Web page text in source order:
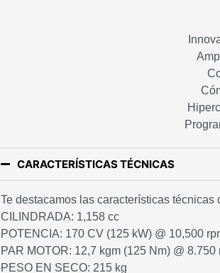
CARACTERÍSTICAS TÉCNICAS
Te destacamos las características técnicas
CILINDRADA: 1,158 cc
POTENCIA: 170 CV (125 kW) @ 10,500
PAR MOTOR: 12,7 kgm (125 Nm) @ 8.750
PESO EN SECO: 215 kg